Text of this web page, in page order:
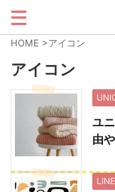
HOME >アイコン
アイコン
ユ
由
LINE